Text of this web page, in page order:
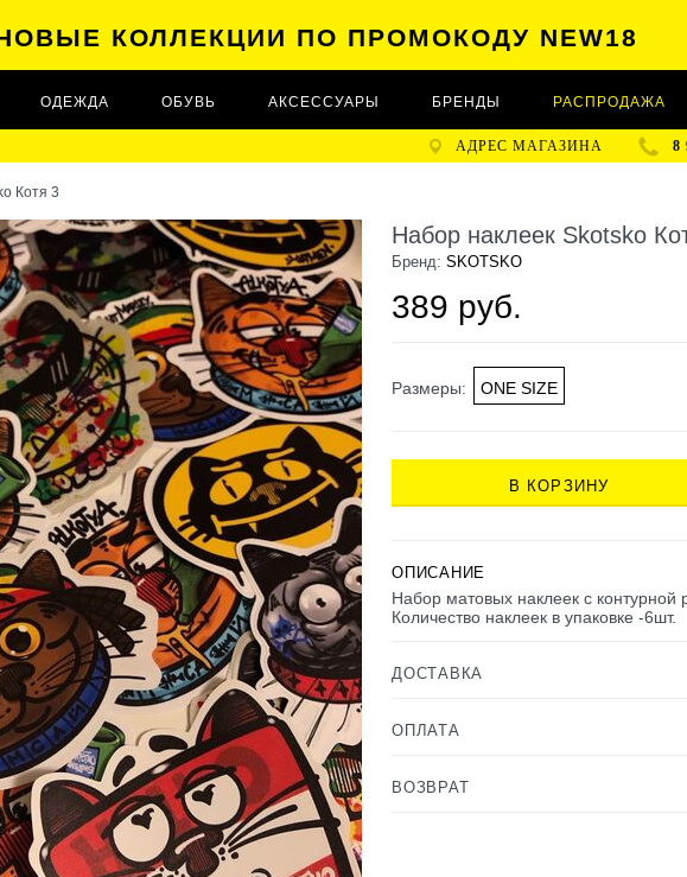
КОЛЛЕКЦИИ ПО ПРОМОКОДУ NEW18
АДРЕС МАГАЗИНА 8
ОДЕЖДА ОБУВЬ АКСЕССУАРЫ БРЕНДЫ РАСПРОДАЖА
Котя 3
Набор наклеек Skotsko
Бренд: SKOTSKO
389 руб.
Размеры: ONE SIZE
В КОРЗИНУ
ОПИСАНИЕ
Набор матовых наклеек с контурной
Количество наклеек в упаковке -6шт.
ДОСТАВКА
ОПЛАТА
ВОЗВРАТ